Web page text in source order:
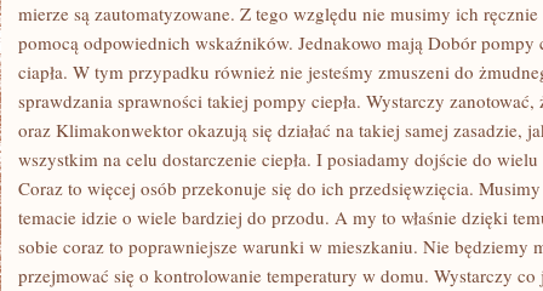
mierze są zautomatyzowane. Z tego względu nie musimy ich
pomocą odpowiednich wskaźników. Jednakowo mają Dobór pompy
ciapła. W tym przypadku również nie jesteśmy zmuszeni do
sprawdzania sprawności takiej pompy ciepła. Wystarczy
oraz Klimakonwektor okazują się działać na takiej samej zasadzie,
wszystkim na celu dostarczenie ciepła. I posiadamy dojście do
Coraz to więcej osób przekonuje się do ich przedsięwzięcia.
temacie idzie o wiele bardziej do przodu. A my to właśnie dzięki
sobie coraz to poprawniejsze warunki w mieszkaniu. Nie będziemy
przejmować się o kontrolowanie temperatury w domu. Wystarczy